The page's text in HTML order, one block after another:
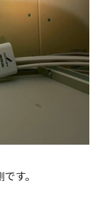
す。